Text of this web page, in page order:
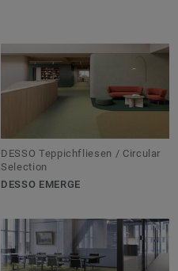
DESSO Teppichfliesen / Circular
Selection
DESSO EMERGE